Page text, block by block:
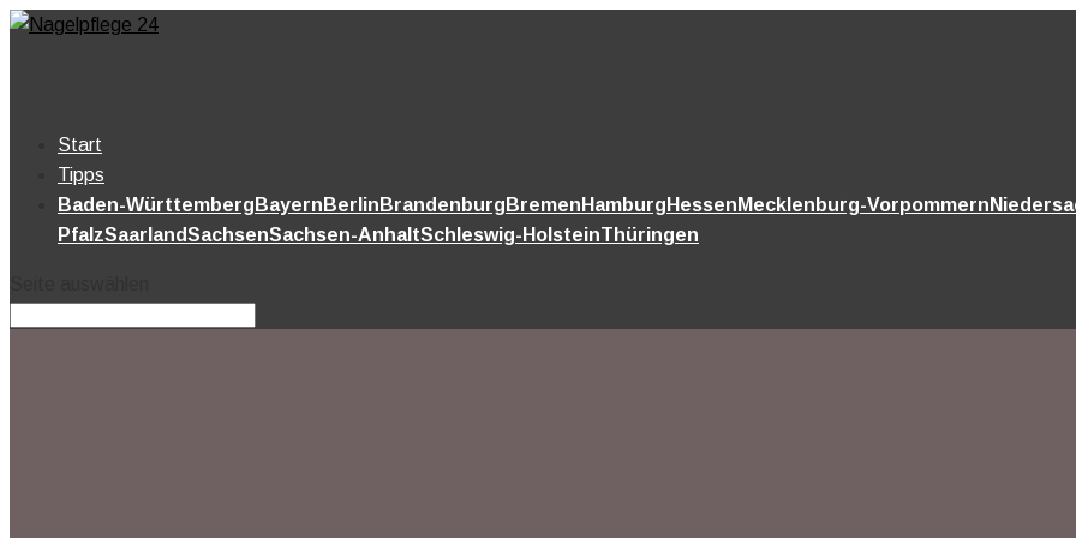
Start
Tipps
Baden-Württemberg Bayern Berlin Brandenburg Bremen Hamburg Hessen Mecklenburg-Vorpommern
PfalzSaarlandSachsenSachsen-AnhaltSchleswig-HolsteinThüringen